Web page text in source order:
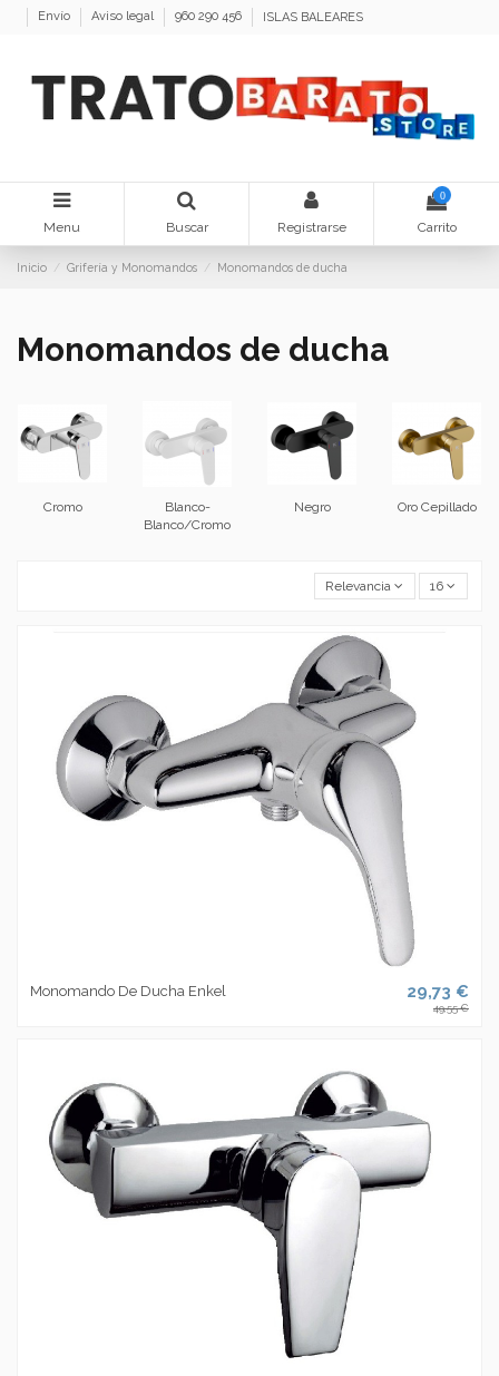
Envío Aviso legal 960 290 456 ISLAS BALEARES
Menu Buscar Registrarse
0
Carrito
Inicio Grifería y Monomandos Monomandos de ducha
Monomandos de ducha
Cromo
Blanco-
Blanco/Cromo
Negro Oro Cepillado
Relevancia 16
Monomando De Ducha Enkel 29,73 €
49,55 €